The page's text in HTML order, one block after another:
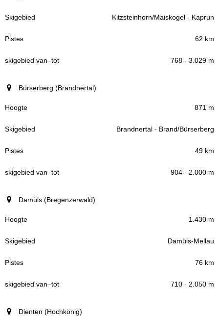
Kitzsteinhorn/Maiskogel - Kaprun
62 km
768 - 3.029 m
Bürserberg (Brandnertal)
871 m
Brandnertal - Brand/Bürserberg
49 km
904 - 2.000 m
Damüls (Bregenzerwald)
1.430 m
Damüls-Mellau
76 km
710 - 2.050 m
Dienten (Hochkönig)